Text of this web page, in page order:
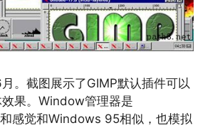
。截图展示了GIMP默认插件可以
果。Window管理器是
感觉和Windows 95相似，也模拟